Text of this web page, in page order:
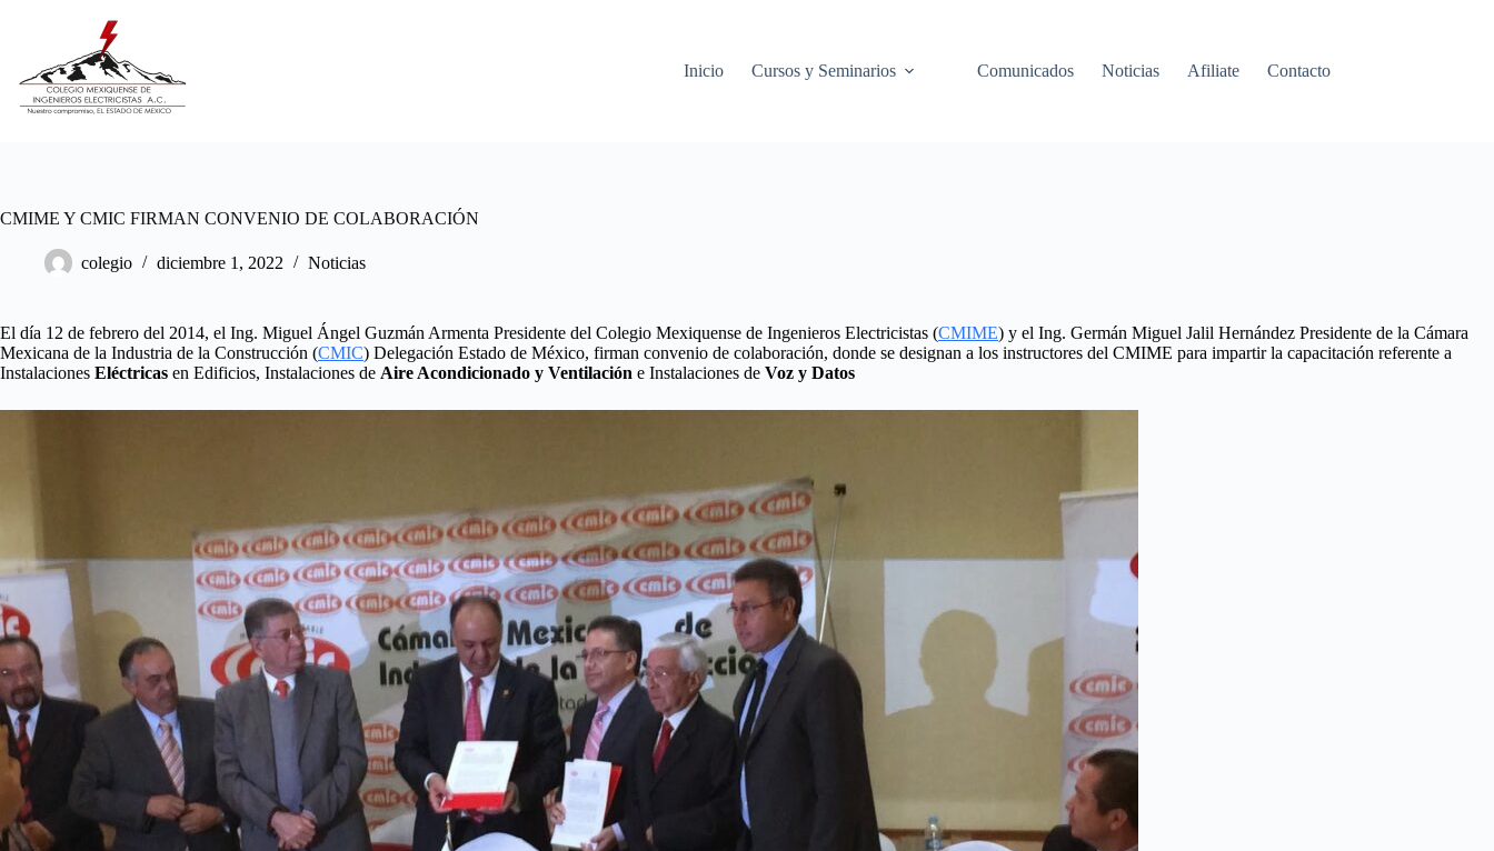
Inicio
Cursos y Seminarios Comunicados Noticias Afiliate Contacto
CMIME Y CMIC FIRMAN CONVENIO DE COLABORACIÓN
colegio diciembre 1, 2022 Noticias
El día 12 de febrero del 2014, el Ing. Miguel Ángel Guzmán Armenta Presidente del Colegio Mexiquense de Ingenieros Electricistas (CMIME) y el Ing. Germán Miguel Jalil Hernández Presidente de la Cámara
Mexicana de la Industria de la Construcción (CMIC) Delegación Estado de México, firman convenio de colaboración, donde se designan a los instructores del CMIME para impartir la capacitación referente a
Instalaciones Eléctricas en Edificios, Instalaciones de Aire Acondicionado y Ventilación e Instalaciones de Voz y Datos